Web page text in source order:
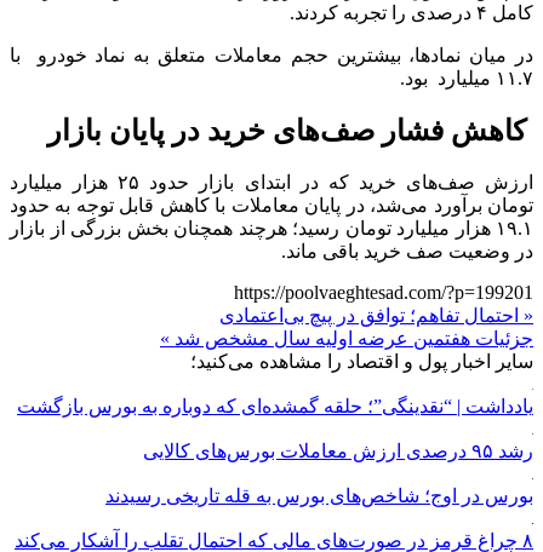
کامل ۴ درصدی را تجربه کردند.
در میان نمادها، بیشترین حجم معاملات متعلق به نماد خودرو با
۱۱.۷ میلیارد بود.
کاهش فشار صف‌های خرید در پایان بازار
ارزش صف‌های خرید که در ابتدای بازار حدود ۲۵ هزار میلیارد
تومان برآورد می‌شد، در پایان معاملات با کاهش قابل توجه به حدود
۱۹.۱ هزار میلیارد تومان رسید؛ هرچند همچنان بخش بزرگی از بازار
در وضعیت صف خرید باقی ماند.
https://poolvaeghtesad.com/?p=199201
« احتمال تفاهم؛ توافق در پیچ بی‌اعتمادی
جزئیات هفتمین عرضه اولیه سال مشخص شد »
سایر اخبار پول و اقتصاد را مشاهده می‌کنید؛
یادداشت | “نقدینگی”؛ حلقه گمشده‌ای که دوباره به بورس بازگشت
رشد ۹۵ درصدی ارزش معاملات بورس‌های کالایی
بورس در اوج؛ شاخص‌های بورس به قله تاریخی رسیدند
۸ چراغ قرمز در صورت‌های مالی که احتمال تقلب را آشکار می‌کند